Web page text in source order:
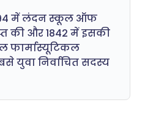
में लंदन स्कूल ऑफ
की और 1842 में इसकी
फार्मास्यूटिकल
युवा निर्वाचित सदस्य